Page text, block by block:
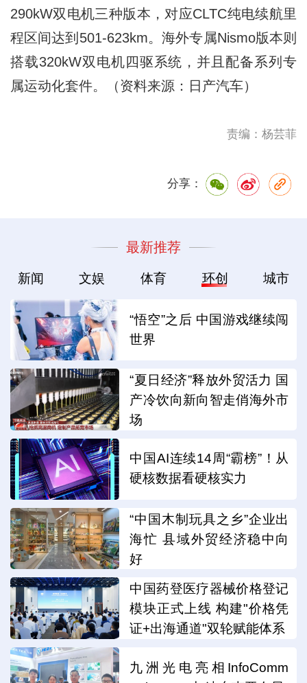
290kW双电机三种版本，对应CLTC纯电续航里
程区间达到501-623km。海外专属Nismo版本则
搭载320kW双电机四驱系统，并且配备系列专
属运动化套件。（资料来源：日产汽车）
责编：杨芸菲
分享：
最新推荐
新闻 文娱 体育 环创 城市
“悟空”之后 中国游戏继续闯
世界
“夏日经济”释放外贸活力 国
产冷饮向新向智走俏海外市
场
中国AI连续14周“霸榜”！从
硬核数据看硬核实力
“中国木制玩具之乡”企业出
海忙 县域外贸经济稳中向
好
中国药登医疗器械价格登记
模块正式上线 构建"价格凭
证+出海通道"双轮赋能体系
九洲光电亮相InfoComm